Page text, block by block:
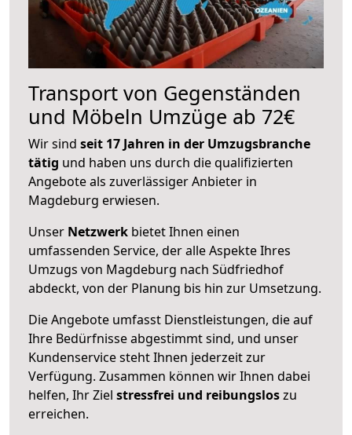
Transport von Gegenständen
und Möbeln Umzüge ab 72€
Wir sind seit 17 Jahren in der Umzugsbranche
tätig und haben uns durch die qualifizierten
Angebote als zuverlässiger Anbieter in
Magdeburg erwiesen.
Unser Netzwerk bietet Ihnen einen
umfassenden Service, der alle Aspekte Ihres
Umzugs von Magdeburg nach Südfriedhof
abdeckt, von der Planung bis hin zur Umsetzung.
Die Angebote umfasst Dienstleistungen, die auf
Ihre Bedürfnisse abgestimmt sind, und unser
Kundenservice steht Ihnen jederzeit zur
Verfügung. Zusammen können wir Ihnen dabei
helfen, Ihr Ziel stressfrei und reibungsloszu
erreichen.